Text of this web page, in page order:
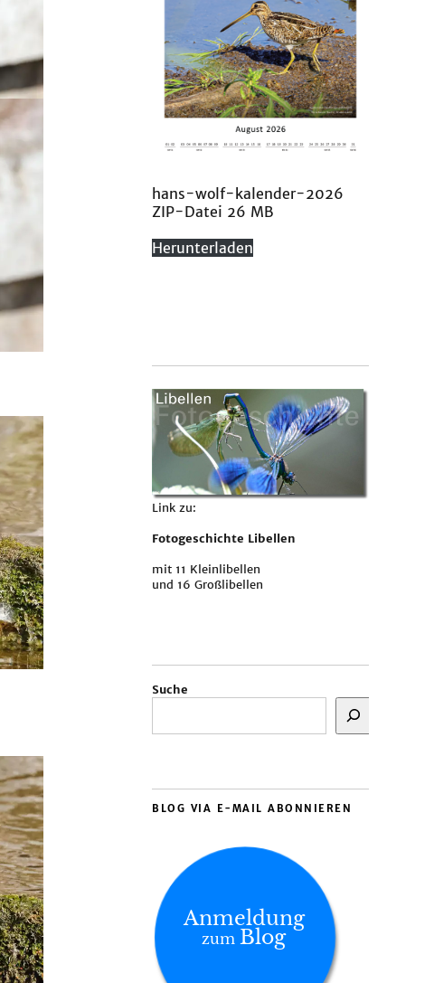
hans-wolf-kalender-2026
ZIP-Datei 26 MB
Herunterladen
Link zu:
Fotogeschichte Libellen
mit 11 Kleinlibellen
und 16 Großlibellen
Suche
BLOG VIA E-MAIL ABONNIEREN
Anmeldung
zum Blog